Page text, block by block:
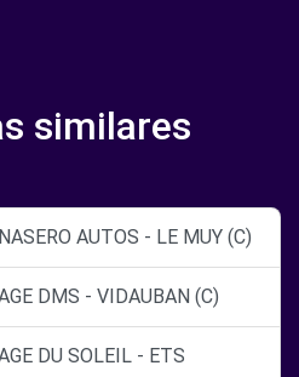
similares
AUTOS - LE MUY (C)
DMS - VIDAUBAN (C)
DU SOLEIL - ETS